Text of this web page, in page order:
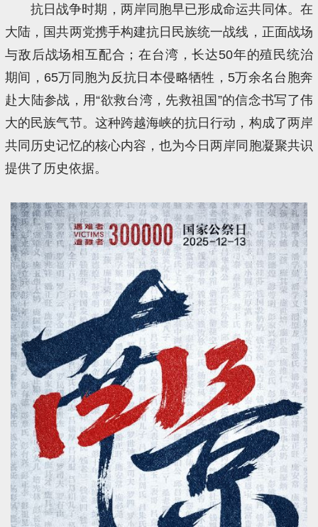
抗日战争时期，两岸同胞早已形成命运共同体。在
大陆，国共两党携手构建抗日民族统一战线，正面战场
与敌后战场相互配合；在台湾，长达50年的殖民统治
期间，65万同胞为反抗日本侵略牺牲，5万余名台胞奔
赴大陆参战，用“欲救台湾，先救祖国”的信念书写了伟
大的民族气节。这种跨越海峡的抗日行动，构成了两岸
共同历史记忆的核心内容，也为今日两岸同胞凝聚共识
提供了历史依据。